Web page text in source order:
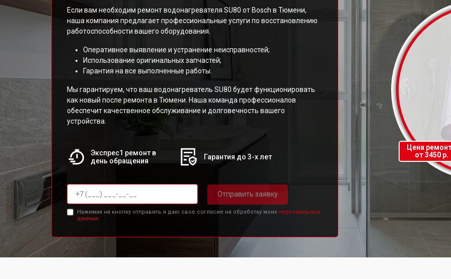
Если вам необходим ремонт водонагревателя SU80 от Bosch в Тюмени,
наша компания предлагает профессиональные услуги по восстановлению
работоспособности вашего оборудования.
Оперативное выявление и устранение неисправностей;
Использование оригинальных запчастей;
Гарантия на все выполненные работы.
Мы гарантируем, что ваш водонагреватель SU80 будет функционировать
как новый после ремонта в Тюмени. Наша команда профессионалов
обеспечит качественное обслуживание и долговечность вашего
устройства.
Экспрес1 ремонт в
день обращения
Гарантия до 3-х лет
Отправить заявку
Нажимая на кнопку отправить я даю свое согласие на обработку моих персональных
данных.
Цена
от 3450 р.